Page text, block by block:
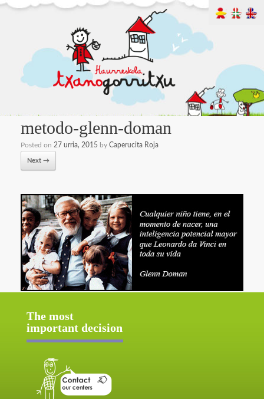
metodo-glenn-doman
Posted on 27 urria, 2015 by Caperucita Roja
Next →
The most
important decision